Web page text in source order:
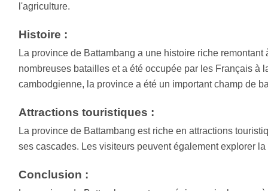
l'agriculture.
Histoire :
La province de Battambang a une histoire riche
nombreuses batailles et a été occupée par les Français à
cambodgienne, la province a été un important champ de
Attractions touristiques :
La province de Battambang est riche en attractions
ses cascades. Les visiteurs peuvent également explorer
Conclusion :